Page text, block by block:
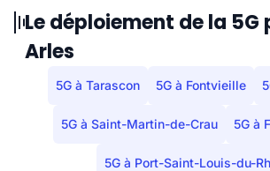
Le déploiement de la 5G
Arles
5G à Tarascon 5G à Fontvieille
5G à Saint-Martin-de-Crau 5G à
5G à Port-Saint-Louis-du-